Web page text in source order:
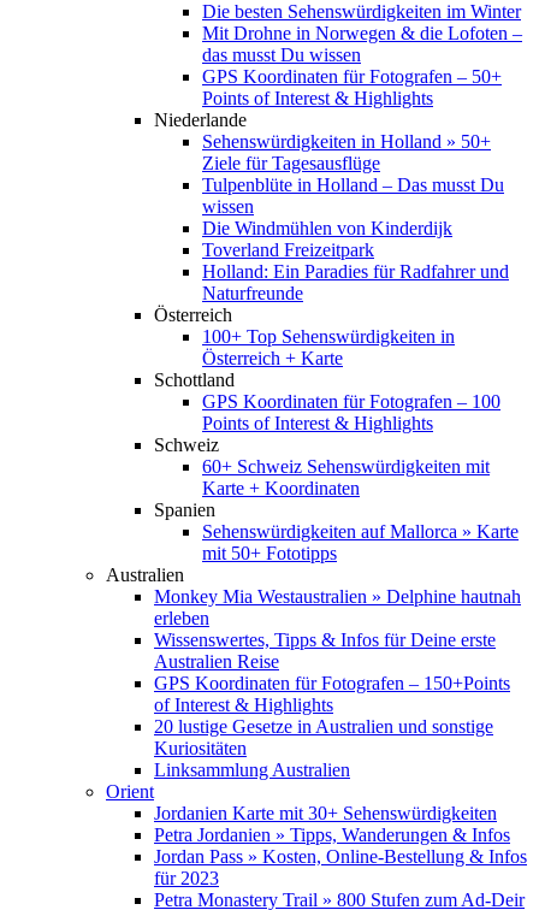
Die besten Sehenswürdigkeiten im Winter
Mit Drohne in Norwegen & die Lofoten –
das musst Du wissen
GPS Koordinaten für Fotografen – 50+
Points of Interest & Highlights
Niederlande
Sehenswürdigkeiten in Holland » 50+
Ziele für Tagesausflüge
Tulpenblüte in Holland – Das musst Du
wissen
Die Windmühlen von Kinderdijk
Toverland Freizeitpark
Holland: Ein Paradies für Radfahrer und
Naturfreunde
Österreich
100+ Top Sehenswürdigkeiten in
Österreich + Karte
Schottland
GPS Koordinaten für Fotografen – 100
Points of Interest & Highlights
Schweiz
60+ Schweiz Sehenswürdigkeiten mit
Karte + Koordinaten
Spanien
Sehenswürdigkeiten auf Mallorca » Karte
mit 50+ Fototipps
Australien
Monkey Mia Westaustralien » Delphine hautnah
erleben
Wissenswertes, Tipps & Infos für Deine erste
Australien Reise
GPS Koordinaten für Fotografen – 150+Points
of Interest & Highlights
20 lustige Gesetze in Australien und sonstige
Kuriositäten
Linksammlung Australien
Orient
Jordanien Karte mit 30+ Sehenswürdigkeiten
Petra Jordanien » Tipps, Wanderungen & Infos
Jordan Pass » Kosten, Online-Bestellung & Infos
für 2023
Petra Monastery Trail » 800 Stufen zum Ad-Deir